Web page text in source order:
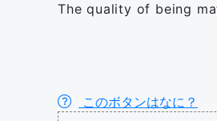
The quality of being
このボタンはなに？